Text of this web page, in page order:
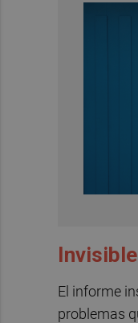
El informe
problemas